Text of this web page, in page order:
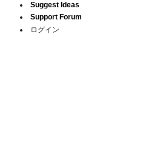
Suggest Ideas
Support Forum
ログイン